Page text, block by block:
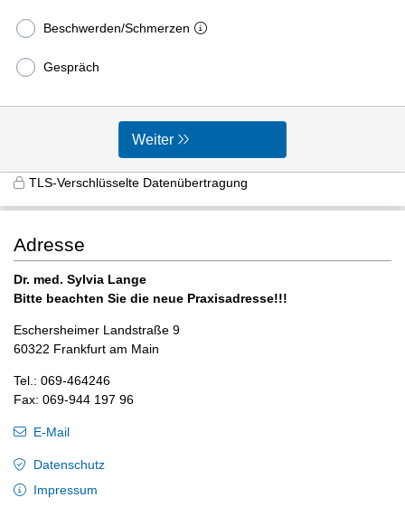
Beschwerden/Schmerzen
Gespräch
Weiter
TLS-Verschlüsselte Datenübertragung
Adresse
Dr. med. Sylvia Lange
Bitte beachten Sie die neue Praxisadresse!!!
Eschersheimer Landstraße 9
60322 Frankfurt am Main
Tel.: 069-464246
Fax: 069-944 197 96
E-Mail
Datenschutz
Impressum